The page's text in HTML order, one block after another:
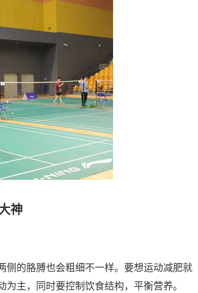
神
侧的胳膊也会粗细不一样。要想运动减肥就
主，同时要控制饮食结构，平衡营养。